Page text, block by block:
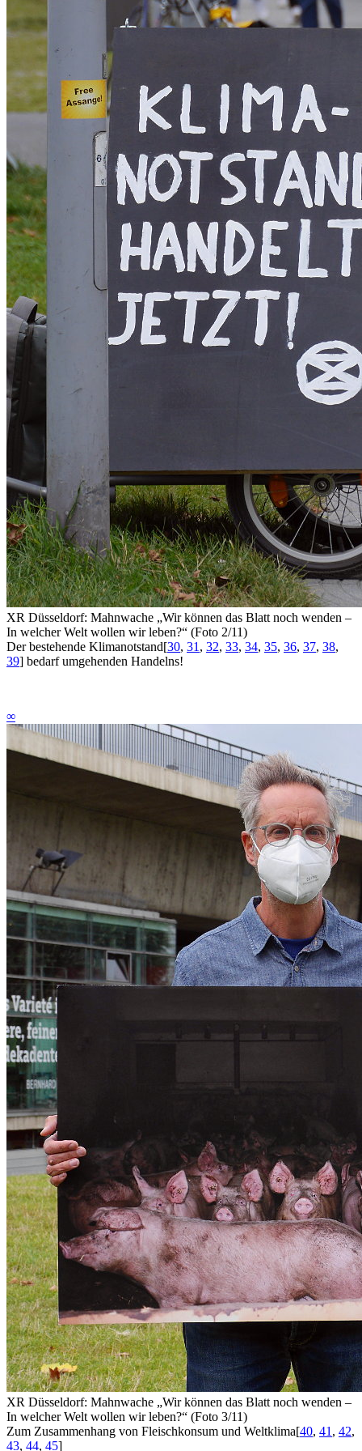
XR Düsseldorf: Mahnwache „Wir können das Blatt noch wenden –
In welcher Welt wollen wir leben?“ (Foto 2/11)
Der bestehende Klimanotstand[30, 31 , 32, 33, 34, 35, 36, 37, 38,
39] bedarf umgehenden Handelns!
∞
XR Düsseldorf: Mahnwache „Wir können das Blatt noch wenden –
In welcher Welt wollen wir leben?“ (Foto 3/11)
Zum Zusammenhang von Fleischkonsum und Weltklima[40, 41 , 42,
43, 44, 45]